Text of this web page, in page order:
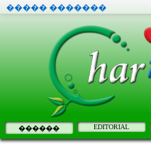
����� �������
������ EDITORIAL